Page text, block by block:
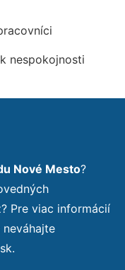
nespokojnosti
Nové Mesto?
Pre viac informácií